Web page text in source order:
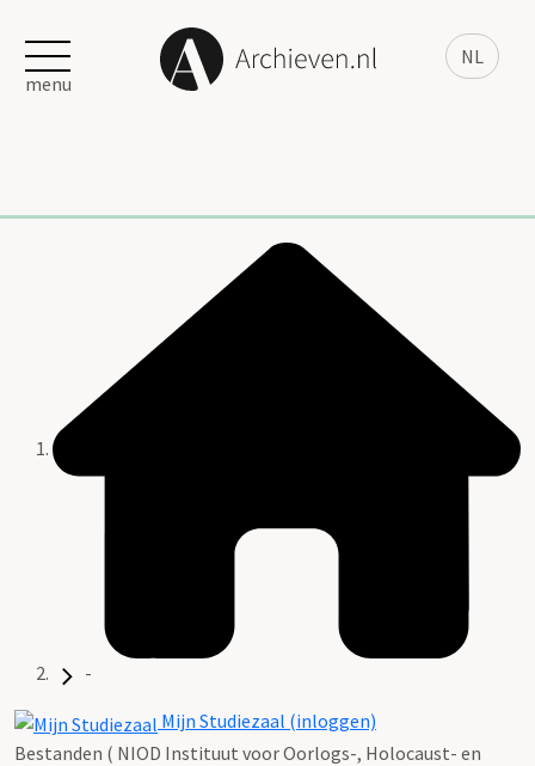
NL
menu
-
Mijn Studiezaal (inloggen)
Bestanden ( NIOD Instituut voor Oorlogs-, Holocaust- en